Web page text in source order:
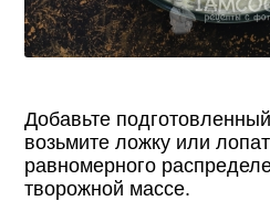
Добавьте
возьмите ложку или
равномерного
творожной массе.